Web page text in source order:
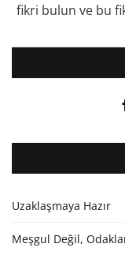
fikri bulun ve bu
Uzaklaşmaya Hazır
Meşgul Değil,